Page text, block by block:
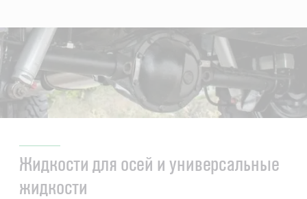
Жидкости для осей и универсальные
жидкости